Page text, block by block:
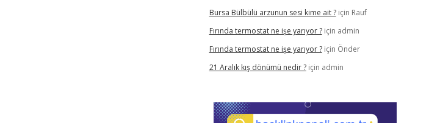
Bursa Bülbülü arzunun sesi kime ait ?için Rauf
Fırında termostat ne işe yarıyor ?için admin
Fırında termostat ne işe yarıyor ?için Önder
21 Aralık kış dönümü nedir ?için admin